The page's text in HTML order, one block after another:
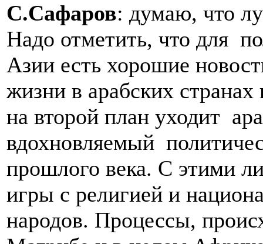
С.Сафаров: думаю, что
Надо отметить, что для
Азии есть хорошие
жизни в арабских
на второй план уходит
вдохновляемый
прошлого века. С этими
игры с религией и
народов. Процессы,